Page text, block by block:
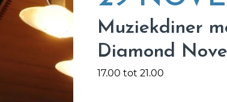
Muziekdiner
Diamond
17.00 tot 21.00